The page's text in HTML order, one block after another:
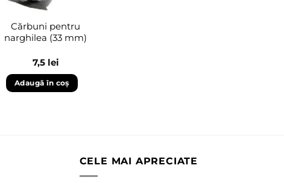
Cărbuni pentru
narghilea (33 mm)
7,5 lei
Adaugă în coș
CELE MAI APRECIATE